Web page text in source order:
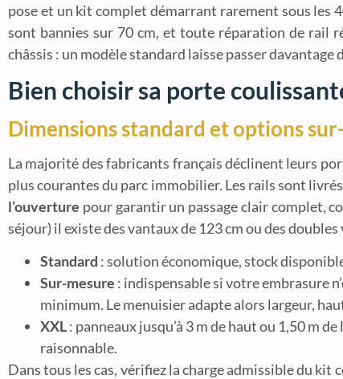
pose et un kit complet démarrant rarement sous les
sont bannies sur 70 cm, et toute réparation de rail
châssis : un modèle standard laisse passer
Bien choisir sa porte
Dimensions standard et options
La majorité des fabricants français déclinent leurs
plus courantes du parc immobilier. Les rails sont
l’ouverture pour garantir un passage clair complet,
séjour) il existe des vantaux de 123 cm ou des
Standard : solution économique, stock
Sur-mesure : indispensable si votre embrasure
minimum. Le menuisier adapte alors largeur,
XXL: panneaux jusqu’à 3 m de haut ou 1,50 m
raisonnable.
Dans tous les cas, vérifiez la charge admissible du